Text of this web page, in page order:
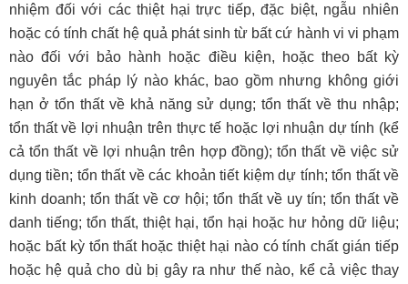
nhiệm đối với các thiệt hại trực tiếp, đặc biệt, ngẫu nhiên
hoặc có tính chất hệ quả phát sinh từ bất cứ hành vi vi phạm
nào đối với bảo hành hoặc điều kiện, hoặc theo bất kỳ
nguyên tắc pháp lý nào khác, bao gồm nhưng không giới
hạn ở tổn thất về khả năng sử dụng; tổn thất về thu nhập;
tổn thất về lợi nhuận trên thực tế hoặc lợi nhuận dự tính (kể
cả tổn thất về lợi nhuận trên hợp đồng); tổn thất về việc sử
dụng tiền; tổn thất về các khoản tiết kiệm dự tính; tổn thất về
kinh doanh; tổn thất về cơ hội; tổn thất về uy tín; tổn thất về
danh tiếng; tổn thất, thiệt hại, tổn hại hoặc hư hỏng dữ liệu;
hoặc bất kỳ tổn thất hoặc thiệt hại nào có tính chất gián tiếp
hoặc hệ quả cho dù bị gây ra như thế nào, kể cả việc thay